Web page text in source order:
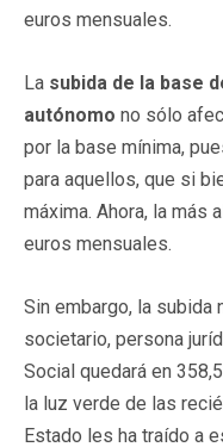
euros mensuales.
La subida de la base
autónomo no sólo
por la base mínima,
para aquellos, que si
máxima. Ahora, la más
euros mensuales.
Sin embargo, la subida
societario, persona
Social quedará en
la luz verde de las
Estado les ha traído a